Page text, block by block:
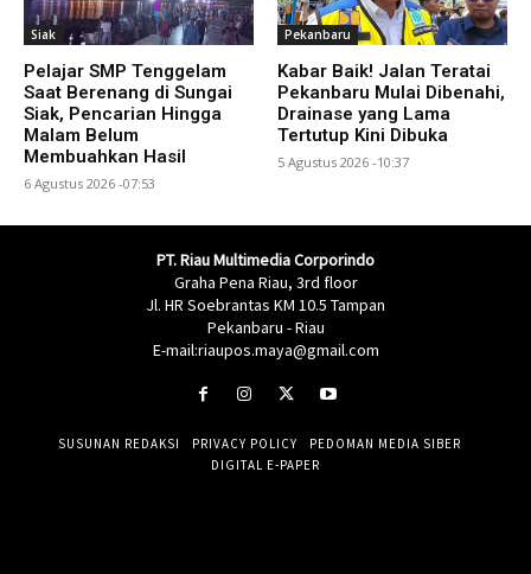
Siak
Pelajar SMP Tenggelam
Saat Berenang di Sungai
Siak, Pencarian Hingga
Malam Belum
Membuahkan Hasil
6 Agustus 2026 -07:53
Pekanbaru
Kabar Baik! Jalan Teratai
Pekanbaru Mulai Dibenahi,
Drainase yang Lama
Tertutup Kini Dibuka
5 Agustus 2026 -10:37
PT. Riau Multimedia Corporindo
Graha Pena Riau, 3rd floor
Jl. HR Soebrantas KM 10.5 Tampan
Pekanbaru - Riau
E-mail:riaupos.maya@gmail.com
SUSUNAN REDAKSI PRIVACY POLICY
PEDOMAN MEDIA SIBER
DIGITAL E-PAPER